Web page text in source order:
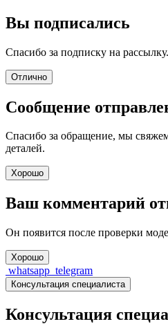
Вы подписались
Спасибо за подписку на рассылку.
Отлично
Сообщение
Спасибо за обращение, мы
деталей.
Хорошо
Ваш комментарий
Он появится после проверки
Хорошо
whatsapp telegram
Консультация специалиста
Консультация